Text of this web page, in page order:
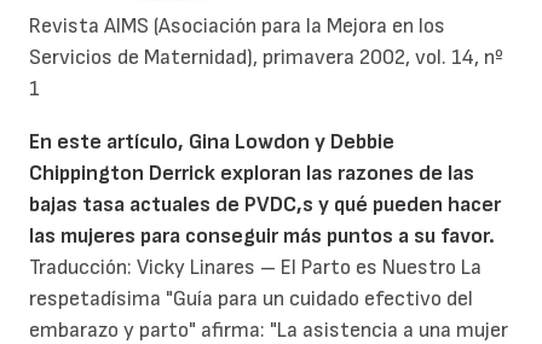
Revista AIMS (Asociación para la Mejora en los
Servicios de Maternidad), primavera 2002, vol. 14, nº
1
En este artículo, Gina Lowdon y Debbie
Chippington Derrick exploran las razones de las
bajas tasa actuales de PVDC,s y qué pueden hacer
las mujeres para conseguir más puntos a su favor.
Traducción: Vicky Linares – El Parto es Nuestro La
respetadísima "Guía para un cuidado efectivo del
embarazo y parto" afirma: "La asistencia a una mujer